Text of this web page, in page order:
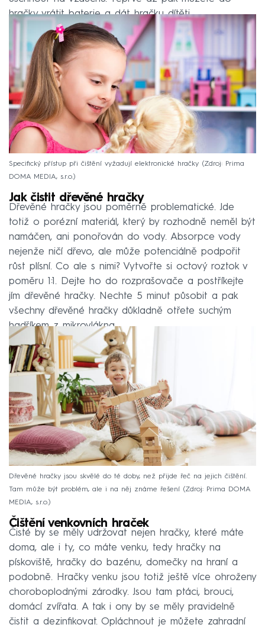
hračky vrátit baterie a dát hračku dítěti.
Specifický přístup při čištění vyžadují elektronické hračky
Zdroj: Prima
DOMA MEDIA, s.r.o.
Jak čistit dřevěné hračky
Dřevěné hračky jsou poměrně problematické. Jde
totiž o porézní materiál, který by rozhodně neměl být
namáčen, ani ponořován do vody. Absorpce vody
nejenže ničí dřevo, ale může potenciálně podpořit
růst plísní. Co ale s nimi? Vytvořte si octový roztok v
poměru 1:1. Dejte ho do rozprašovače a postříkejte
jím dřevěné hračky. Nechte 5 minut působit a pak
všechny dřevěné hračky důkladně otřete suchým
hadříkem z mikrovlákna.
Dřevěné hračky jsou skvělé do té doby, než přijde řeč na jejich čištění.
Tam může být problém, ale i na něj známe řešení
Zdroj: Prima DOMA
MEDIA, s.r.o.
Čištění venkovních hraček
Čisté by se měly udržovat nejen hračky, které máte
doma, ale i ty, co máte venku, tedy hračky na
pískoviště, hračky do bazénu, domečky na hraní a
podobně. Hračky venku jsou totiž ještě více ohroženy
choroboplodnými zárodky. Jsou tam ptáci, brouci,
domácí zvířata. A tak i ony by se měly pravidelně
čistit a dezinfikovat. Opláchnout je můžete zahradní